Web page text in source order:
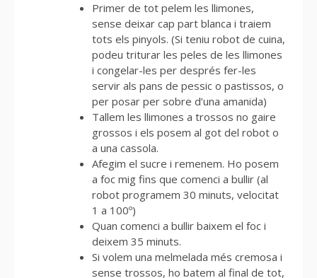
Primer de tot pelem les llimones,
sense deixar cap part blanca i traiem
tots els pinyols. (Si teniu robot de cuina,
podeu triturar les peles de les llimones
i congelar-les per després fer-les
servir als pans de pessic o pastissos, o
per posar per sobre d’una amanida)
Tallem les llimones a trossos no gaire
grossos i els posem al got del robot o
a una cassola.
Afegim el sucre i remenem. Ho posem
a foc mig fins que comenci a bullir (al
robot programem 30 minuts, velocitat
1 a 100º)
Quan comenci a bullir baixem el foc i
deixem 35 minuts.
Si volem una melmelada més cremosa i
sense trossos, ho batem al final de tot,